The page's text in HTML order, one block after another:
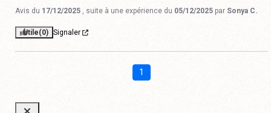
Avis du 17/12/2025 , suite à une expérience du 05/12/2025 par Sonya C.
Utile(0) Signaler
1